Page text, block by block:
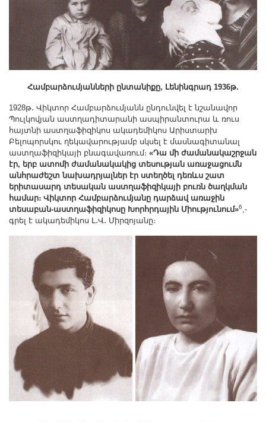
Համբարձումյանների ընտանիքը, Լենինգրադ 1936թ.
1928թ․ Վիկտոր Համբարձումյանն ընդունվել է նշանավոր
Պուլկովյան աստղադիտարանի ասպիրանտուրա և ռուս
հայտնի աստղաֆիզիկոս ակադեմիկոս Արիստարխ
Բելոպորսկու ղեկավարությամբ սկսել է մասնագիտանալ
աստղաֆիզիկայի բնագավառում։ «Դա մի ժամանակաշրջան
էր, երբ ատոմի ժամանակակից տեսության առաջացումն
անհրաժեշտ նախադրյալներ էր ստեղծել դեռևս շատ
երիտասարդ տեսական աստղաֆիզիկայի բուռն ծաղկման
համար։ Վիկտոր Համբարձումյանը դարձավ առաջին
տեսաբան-աստղաֆիզիկոսը Խորհրդային Միությունում»6,-
գրել է ակադեմիկոս Լ․Վ․ Միրզոյանը։